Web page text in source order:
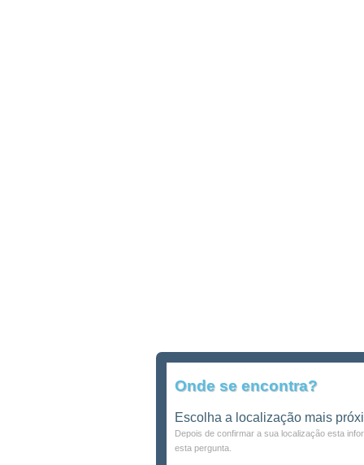
Onde se encontra?
Escolha a localização mais
Depois de confirmar a sua localização esta
esta pergunta.